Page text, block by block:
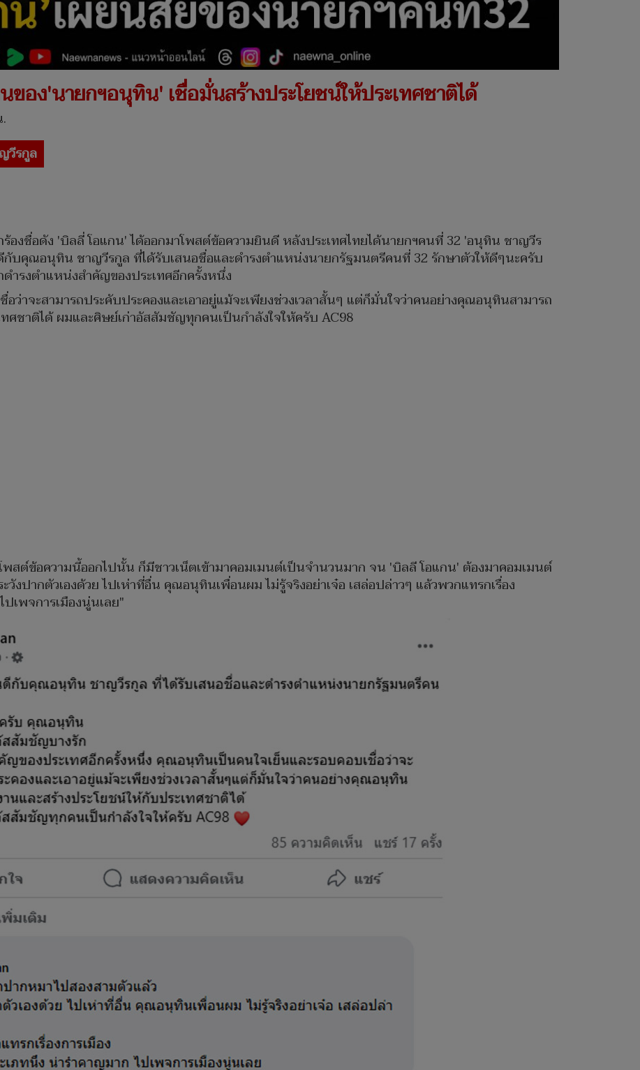
อง'นายกฯอนุทิน' เชื่อมั่นสร้างประโยชน์ให้ประเทศชาติได้
วีรกูล
งชื่อดัง 'บิลลี่ โอแกน' ได้ออกมาโพสต์ข้อความยินดี หลังประเทศไทยได้นายกฯคนที่ 32 'อนุทิน ชาญวีร
กับคุณอนุทิน ชาญวีรกูล ที่ได้รับเสนอชื่อและดำรงตำแหน่งนายกรัฐมนตรีคนที่ 32 รักษาตัวให้ดีๆนะครับ
รงตำแหน่งสำคัญของประเทศอีกครั้งหนึ่ง
าจะสามารถประคับประคองและเอาอยู่แม้จะเพียงช่วงเวลาสั้นๆ แต่ก็มั่นใจว่าคนอย่างคุณอนุทินสามารถ
ศชาติได้ ผมและศิษย์เก่าอัสสัมชัญทุกคนเป็นกำลังใจให้ครับ AC98
สต์ข้อความนี้ออกไปนั้น ก็มีชาวเน็ตเข้ามาคอมเมนต์เป็นจำนวนมาก จน 'บิลลี โอแกน' ต้องมาคอมเมนต์
งปากตัวเองด้วย ไปเห่าที่อื่น คุณอนุทินเพื่อนผม ไม่รู้จริงอย่าเจ๋อ เสล่อปล่าวๆ แล้วพวกแทรกเรื่อง
เพจการเมืองนู่นเลย"